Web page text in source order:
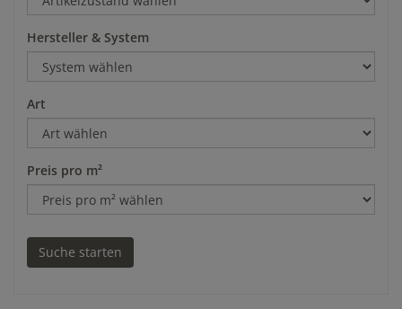
Hersteller & System
Art
Preis pro m²